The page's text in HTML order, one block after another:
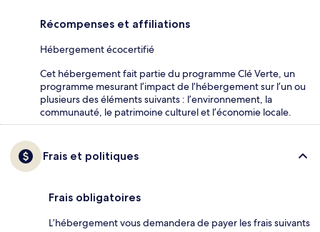
Récompenses et affiliations
Hébergement écocertifié
Cet hébergement fait partie du programme Clé Verte, un
programme mesurant l’impact de l’hébergement sur l’un ou
plusieurs des éléments suivants : l’environnement, la
communauté, le patrimoine culturel et l’économie locale.
Frais et politiques
Frais obligatoires
L’hébergement vous demandera de payer les frais suivants